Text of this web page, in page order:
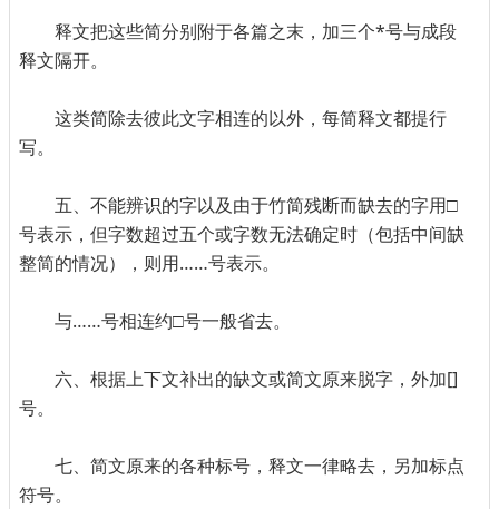
释文把这些简分别附于各篇之末，加三个*号与成段
释文隔开。
这类简除去彼此文字相连的以外，每简释文都提行
写。
五、不能辨识的字以及由于竹简残断而缺去的字用□
号表示，但字数超过五个或字数无法确定时（包括中间缺
整简的情况），则用……号表示。
与……号相连约□号一般省去。
六、根据上下文补出的缺文或简文原来脱字，外加[]
号。
七、简文原来的各种标号，释文一律略去，另加标点
符号。